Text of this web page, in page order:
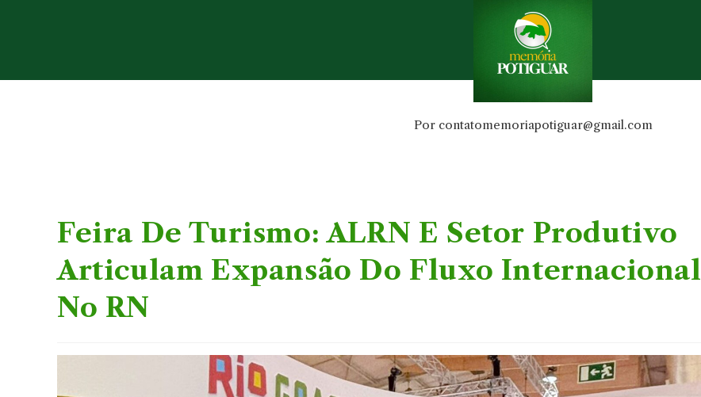
Por contatomemoriapotiguar@gmail.com
Feira De Turismo: ALRN E Setor Produtivo
Articulam Expansão Do Fluxo Internacional
No RN